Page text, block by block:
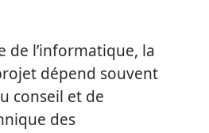
de l’informatique, la
dépend souvent
conseil et de
des